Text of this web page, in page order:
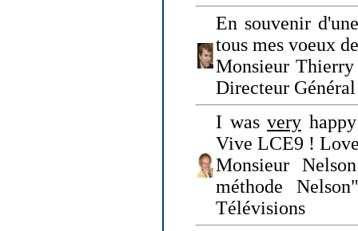
En souvenir
tous mes voeux
Monsieur
Directeur
I was very
Vive LCE9 !
Monsieur
méthode
Télévisions